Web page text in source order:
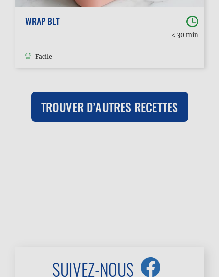
WRAP BLT
< 30 min
Facile
TROUVER D’AUTRES RECETTES
SUIVEZ-NOUS